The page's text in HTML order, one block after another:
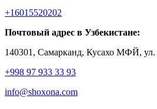
+16015520202
Почтовый адрес в Узбекистане:
140301, Самарканд, Кусахо МФЙ,
+998 97 933 33 93
info@shoxona.com